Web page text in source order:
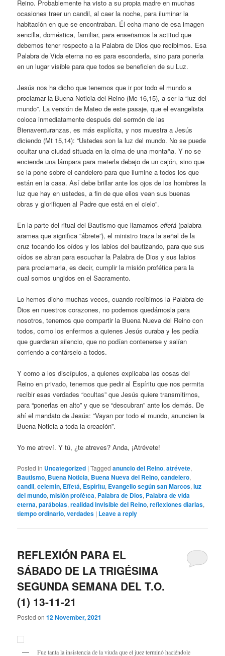
Reino. Probablemente ha visto a su propia madre en muchas
ocasiones traer un candil, al caer la noche, para iluminar la
habitación en que se encontraban. Él echa mano de esa imagen
sencilla, doméstica, familiar, para enseñarnos la actitud que
debemos tener respecto a la Palabra de Dios que recibimos. Esa
Palabra de Vida eterna no es para esconderla, sino para ponerla
en un lugar visible para que todos se beneficien de su Luz.
Jesús nos ha dicho que tenemos que ir por todo el mundo a
proclamar la Buena Noticia del Reino (Mc 16,15), a ser la “luz del
mundo”. La versión de Mateo de este pasaje, que el evangelista
coloca inmediatamente después del sermón de las
Bienaventuranzas, es más explícita, y nos muestra a Jesús
diciendo (Mt 15,14): “Ustedes son la luz del mundo. No se puede
ocultar una ciudad situada en la cima de una montaña. Y no se
enciende una lámpara para meterla debajo de un cajón, sino que
se la pone sobre el candelero para que ilumine a todos los que
están en la casa. Así debe brillar ante los ojos de los hombres la
luz que hay en ustedes, a fin de que ellos vean sus buenas
obras y glorifiquen al Padre que está en el cielo”.
En la parte del ritual del Bautismo que llamamoseffetá (palabra
aramea que significa “ábrete”), el ministro traza la señal de la
cruz tocando los oídos y los labios del bautizando, para que sus
oídos se abran para escuchar la Palabra de Dios y sus labios
para proclamarla, es decir, cumplir la misión profética para la
cual somos ungidos en el Sacramento.
Lo hemos dicho muchas veces, cuando recibimos la Palabra de
Dios en nuestros corazones, no podemos quedárnosla para
nosotros, tenemos que compartir la Buena Nueva del Reino con
todos, como los enfermos a quienes Jesús curaba y les pedía
que guardaran silencio, que no podían contenerse y salían
corriendo a contárselo a todos.
Y como a los discípulos, a quienes explicaba las cosas del
Reino en privado, tenemos que pedir al Espíritu que nos permita
recibir esas verdades “ocultas” que Jesús quiere transmitirnos,
para “ponerlas en alto” y que se “descubran” ante los demás. De
ahí el mandato de Jesús: “Vayan por todo el mundo, anuncien la
Buena Noticia a toda la creación”.
Yo me atreví. Y tú, ¿te atreves? Anda, ¡Atrévete!
Posted in Uncategorized |Tagged anuncio del Reino,atrévete,
Bautismo, Buena Noticia, Buena Nueva del Reino,candelero,
candil,celemín, Effetá, Espíritu, Evangelio según san Marcos,luz
del mundo,misión profétca, Palabra de Dios, Palabra de vida
eterna,parábolas,realidad invisible del Reino,reflexiones diarias,
tiempo ordinario,verdades | Leave a reply
REFLEXIÓN PARA EL
SÁBADO DE LA TRIGÉSIMA
SEGUNDA SEMANA DEL T.O.
(1) 13-11-21
Posted on12 November, 2021
Fue tanta la insistencia de la viuda que el juez terminó haciéndole